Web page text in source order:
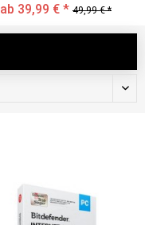
ab 39,99 € * 49,99 € *